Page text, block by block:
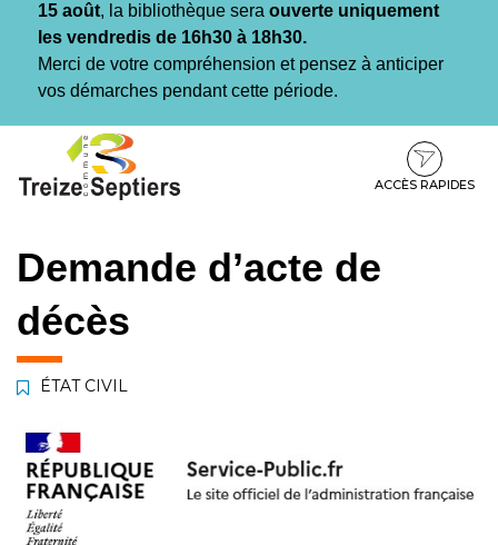
15 août, la bibliothèque sera ouverte uniquement
les vendredis de 16h30 à 18h30.
Merci de votre compréhension et pensez à anticiper
vos démarches pendant cette période.
contenu
pied
ACCÈS RAPIDES
Demande d’acte de
décès
ÉTAT CIVIL